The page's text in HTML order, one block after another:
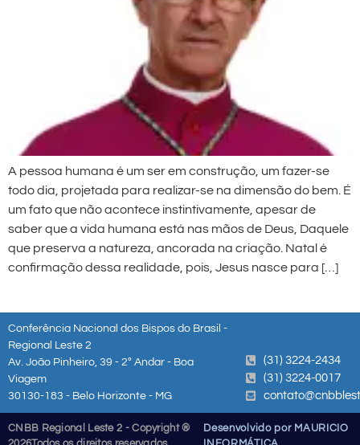
A pessoa humana é um ser em construção, um fazer-se
todo dia, projetada para realizar-se na dimensão do bem. É
um fato que não acontece instintivamente, apesar de
saber que a vida humana está nas mãos de Deus, Daquele
que preserva a natureza, ancorada na criação. Natal é
confirmação dessa realidade, pois, Jesus nasce para […]
Conferência Nacional dos Bispos do Brasil -
Regional Leste 2
Av. João Pinheiro, 39 - 2º Andar - Boa
Viagem
30130-183 - Belo Horizonte - MG
(31) 3224-2434
(31) 3224-0017
CNBB Regional Leste 2 - Copyright ®
Desenvolvido por MAURICIO